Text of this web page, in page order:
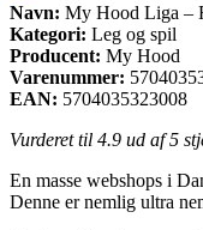
Navn: My Hood Liga –
Kategori: Leg og spil
Producent: My Hood
Varenummer:
EAN: 5704035323008
Vurderet til 4.9 ud af 5
En masse webshops i
Denne er nemlig ultra